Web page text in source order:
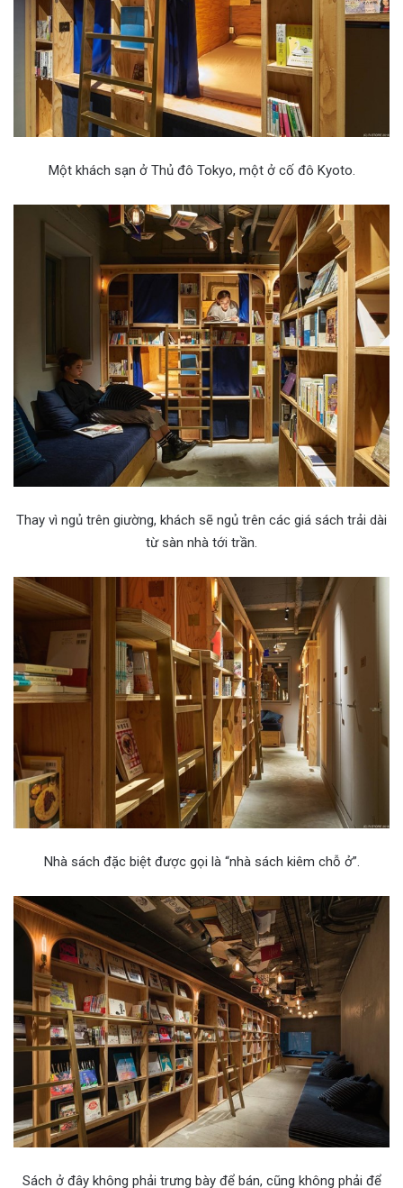
Một khách sạn ở Thủ đô Tokyo, một ở cố đô Kyoto.
Thay vì ngủ trên giường, khách sẽ ngủ trên các giá sách trải dài
từ sàn nhà tới trần.
Nhà sách đặc biệt được gọi là “nhà sách kiêm chỗ ở”.
Sách ở đây không phải trưng bày để bán, cũng không phải để